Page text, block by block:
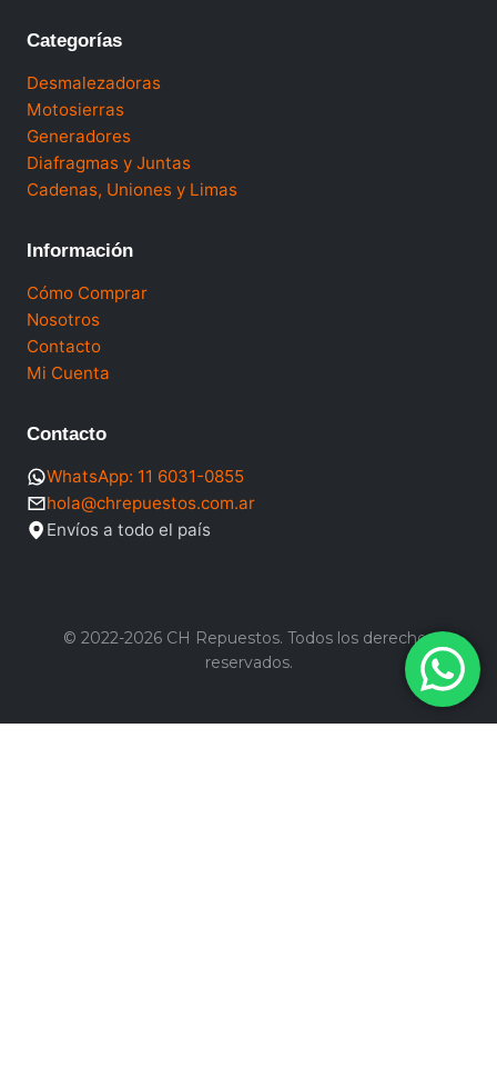
Categorías
Desmalezadoras
Motosierras
Generadores
Diafragmas y Juntas
Cadenas, Uniones y Limas
Información
Cómo Comprar
Nosotros
Contacto
Mi Cuenta
Contacto
WhatsApp: 11 6031-0855
hola@chrepuestos.com.ar
Envíos a todo el país
© 2022-2026 CH Repuestos. Todos los derechos
reservados.